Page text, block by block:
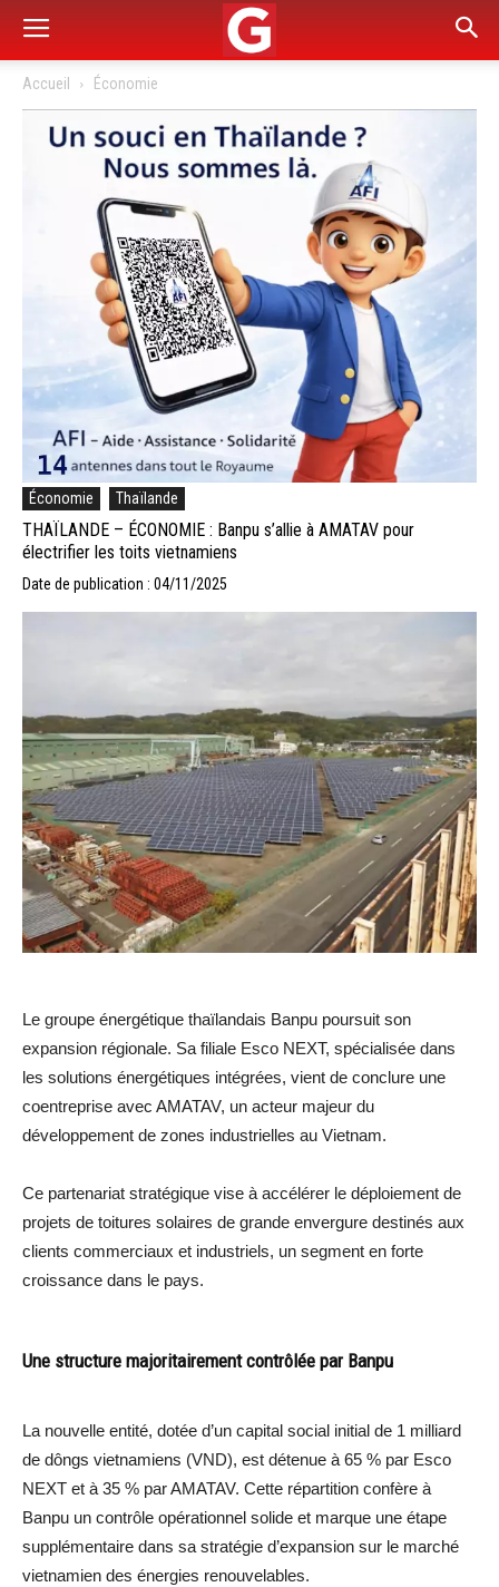
Accueil Économie
Économie Thaïlande
THAÏLANDE – ÉCONOMIE : Banpu s’allie à AMATAV pour
électrifier les toits vietnamiens
Date de publication : 04/11/2025
Le groupe énergétique thaïlandais Banpu poursuit son
expansion régionale. Sa filiale Esco NEXT, spécialisée dans
les solutions énergétiques intégrées, vient de conclure une
coentreprise avec AMATAV, un acteur majeur du
développement de zones industrielles au Vietnam.
Ce partenariat stratégique vise à accélérer le déploiement de
projets de toitures solaires de grande envergure destinés aux
clients commerciaux et industriels, un segment en forte
croissance dans le pays.
Une structure majoritairement contrôlée par Banpu
La nouvelle entité, dotée d’un capital social initial de 1 milliard
de dôngs vietnamiens (VND), est détenue à 65 % par Esco
NEXT et à 35 % par AMATAV. Cette répartition confère à
Banpu un contrôle opérationnel solide et marque une étape
supplémentaire dans sa stratégie d’expansion sur le marché
vietnamien des énergies renouvelables.